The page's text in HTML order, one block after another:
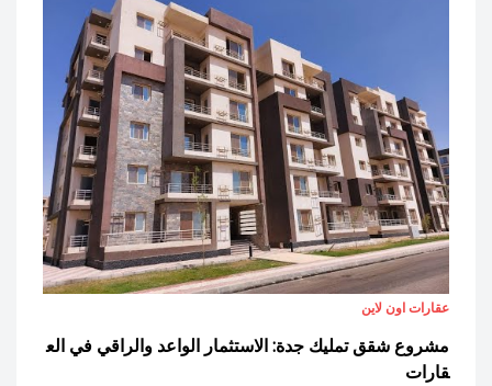
عقارات اون لاين
مشروع شقق تمليك جدة: الاستثمار الواعد والراقي في الع
قارات